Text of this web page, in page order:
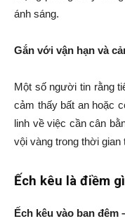
ánh sáng.
Gắn với vận hạn và
Một số người tin rằng
cảm thấy bất an hoặc
linh về việc cần cân
vội vàng trong thời gian
Ếch kêu là điềm
Ếch kêu vào ban đêm